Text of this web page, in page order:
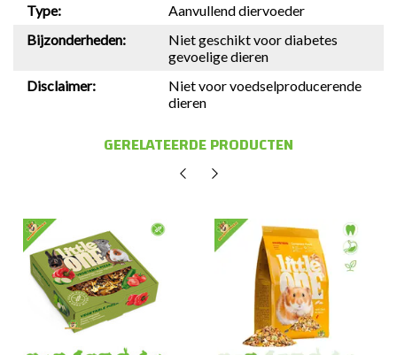
Type:
Aanvullend diervoeder
Bijzonderheden:
Niet geschikt voor diabetes
gevoelige dieren
Disclaimer:
Niet voor voedselproducerende
dieren
GERELATEERDE PRODUCTEN